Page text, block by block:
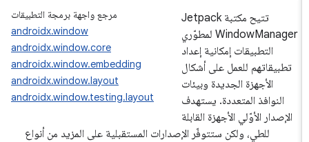
مرجع واجهة برمجة التطبيقات
androidx.window
androidx.window.core
androidx.window.embedding
androidx.window.layout
androidx.window.testing.layout
تتيح مكتبة Jetpack
WindowManager لمطوّري
التطبيقات إمكانية إعداد
تطبيقاتهم للعمل على أشكال
الأجهزة الجديدة وبيئات
النوافذ المتعددة. يستهدف
الإصدار الأوّلي الأجهزة القابلة
للطي، ولكن ستتوفّر الإصدارات المستقبلية على المزيد من أنواع